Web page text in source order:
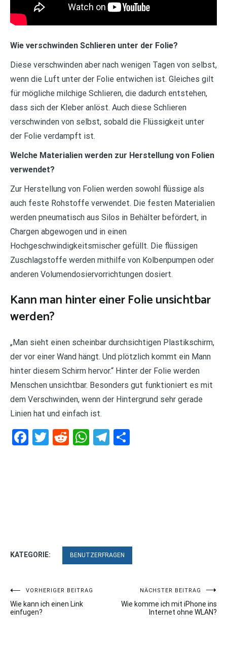
Wie verschwinden Schlieren unter der Folie?
Diese verschwinden aber nach wenigen Tagen von selbst,
wenn die Luft unter der Folie entwichen ist. Gleiches gilt
für mögliche milchige Schlieren, die dadurch entstehen,
dass sich der Kleber anlöst. Auch diese Schlieren
verschwinden von selbst, sobald die Flüssigkeit unter
der Folie verdampft ist.
Welche Materialien werden zur Herstellung von Folien
verwendet?
Zur Herstellung von Folien werden sowohl flüssige als
auch feste Rohstoffe verwendet. Die festen Materialien
werden pneumatisch aus Silos in Behälter befördert, in
Chargen abgewogen und in einen
Hochgeschwindigkeitsmischer gefüllt. Die flüssigen
Zuschlagstoffe werden mithilfe von Kolbenpumpen oder
anderen Volumendosiervorrichtungen dosiert.
Kann man hinter einer Folie unsichtbar
werden?
„Man sieht einen scheinbar durchsichtigen Plastikschirm,
der vor einer Wand hängt. Und plötzlich kommt ein Mann
hinter diesem Schirm hervor.“ Hinter der Folie werden
Menschen unsichtbar. Besonders gut funktioniert es mit
dem Verschwinden, wenn der Hintergrund sehr gerade
Linien hat und einfach ist.
Facebook
Twitter
RedditWhatsApp
Telegram
KATEGORIE: BENUTZERFRAGEN
Beitragsnavigation
VORHERIGER BEITRAG
Wie kann ich einen Link
einfugen?
NÄCHSTER BEITRAG
Wie komme ich mit iPhone ins
Internet ohne WLAN?